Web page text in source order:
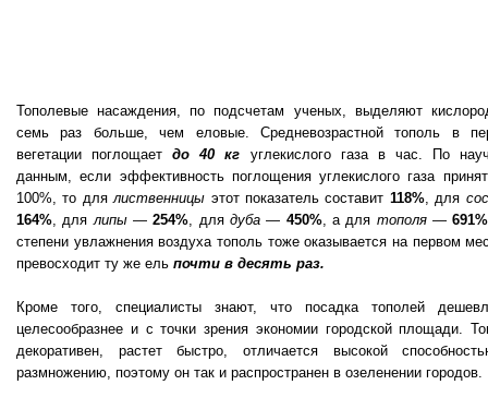
Тополевые насаждения, по подсчетам ученых, выделяют
семь раз больше, чем еловые. Средневозрастной тополь в
вегетации поглощаетдо 40 кг углекислого газа в час. По
данным, если эффективность поглощения углекислого газа
100%, то длялиственницы этот показатель составит 118%, для
164%, длялипы—254%, длядуба — 450%, а для тополя—691%
степени увлажнения воздуха тополь тоже оказывается на первом
превосходит ту же ель почти в десять раз.
Кроме того, специалисты знают, что посадка тополей
целесообразнее и с точки зрения экономии городской площади.
декоративен, растет быстро, отличается высокой
размножению, поэтому он так и распространен в озеленении городов.